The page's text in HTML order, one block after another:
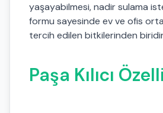
yaşayabilmesi, nadir sulama
formu sayesinde ev ve ofis
tercih edilen bitkilerinden
Paşa Kılıcı